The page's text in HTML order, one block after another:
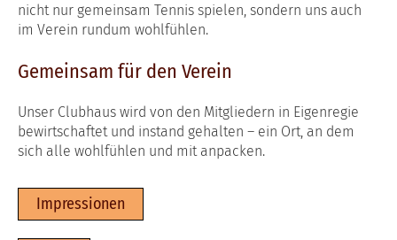
nicht nur gemeinsam Tennis spielen, sondern uns auch
im Verein rundum wohlfühlen.
Gemeinsam für den Verein
Unser Clubhaus wird von den Mitgliedern in Eigenregie
bewirtschaftet und instand gehalten – ein Ort, an dem
sich alle wohlfühlen und mit anpacken.
Impressionen